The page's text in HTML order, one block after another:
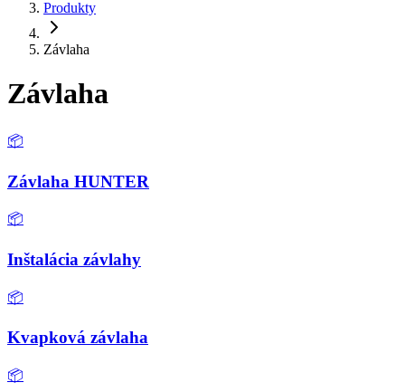
Produkty
Závlaha
Závlaha
📦
Závlaha HUNTER
📦
Inštalácia závlahy
📦
Kvapková závlaha
📦